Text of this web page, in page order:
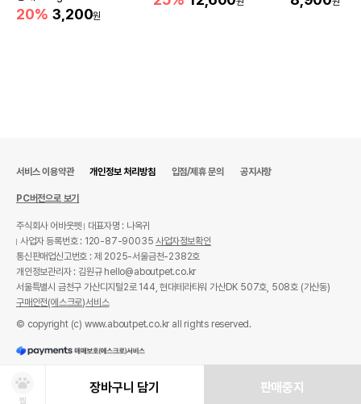
20% 3,200원
찜
장바구니 담기 판매중지
서비스 이용약관 개인정보 처리방침 입점/제휴 문의 공지사항
PC버전으로 보기
주식회사 어바웃펫
대표자명 : 나옥귀
사업자 등록번호 : 120-87-90035사업자정보확인
통신판매업신고번호 : 제 2025-서울금천-2382호
개인정보관리자 : 김원규 hello@aboutpet.co.kr
서울특별시 금천구 가산디지털2로 144, 현대테라타워 가산DK 507호, 508호 (가산동)
구매안전(에스크로)서비스
© copyright (c) www.aboutpet.co.kr all rights reserved.